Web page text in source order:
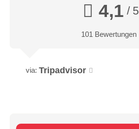
4,1 / 5
101 Bewertungen
via: Tripadvisor